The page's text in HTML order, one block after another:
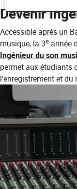
Devenir
Accessible après un
musique, la 3e année
Ingénieur du son
permet aux étudiants
l’enregistrement et